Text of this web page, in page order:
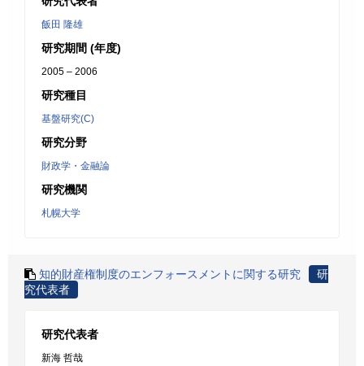
飯田 隆雄
研究期間 (年度)
2005 – 2006
研究種目
基盤研究(C)
研究分野
財政学・金融論
研究機関
札幌大学
知的財産権制度のエンフォースメントに関する研究
研
究代表者
研究代表者
新海 哲哉